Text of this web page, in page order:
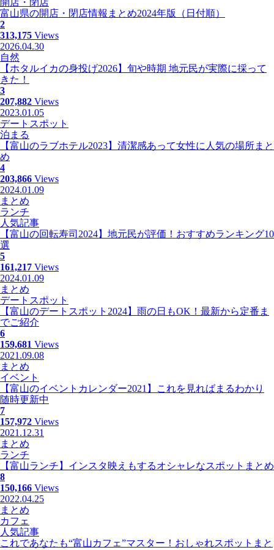
開店・閉店
富山県の開店・閉店情報まとめ2024年版（日付順）
2
313,175 Views
2026.04.30
自然
【ホタルイカの身投げ2026】旬や時期 地元民が実際に採って
きた！
3
207,882 Views
2023.01.05
デートスポット
泊まる
【富山のラブホテル2023】清潔感あって女性に人気の場所まと
め
4
203,866 Views
2024.01.09
まとめ
ランチ
人気記事
【富山の回転寿司2024】地元民が評価！おすすめランキング10
選
5
161,217 Views
2024.01.09
まとめ
デートスポット
【富山のデートスポット2024】雨の日もOK！最新から定番ま
でご紹介
6
159,681 Views
2021.09.08
まとめ
イベント
【富山のイベントカレンダー2021】これを見ればまるわかり
随時更新中
7
157,972 Views
2021.12.31
まとめ
ランチ
【富山ランチ】インスタ映えもするオシャレなスポットまとめ
8
150,166 Views
2022.04.25
まとめ
カフェ
人気記事
これであなたも“富山カフェ”マスター！おしゃれスポットまと